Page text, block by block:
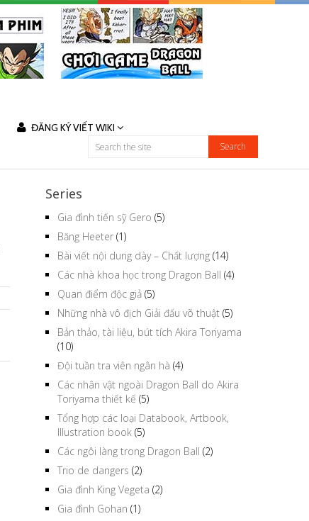
ĐĂNG KÝ VIẾT WIKI
Series
Gia đình tiến sỹ Gero (5)
Băng Heeter (1)
Bài viết nội dung dày – Chất lượng (14)
Các nhà khoa học trong Dragon Ball (4)
Quan điểm độc giả (5)
Những nhà vô địch Giải đấu võ thuật (5)
Bản thảo, tài liệu, bút tích Akira Toriyama
(10)
Đội tuần tra viên ngân hà (4)
Các nhân vật ngoài Dragon Ball do Akira
Toriyama thiết kế (5)
Tổng hợp các loại Databook, Artbook,
Illustration book (5)
Các ngôi làng trong Dragon Ball (2)
Trio de dangers (2)
Gia đình King Vegeta (2)
Gia đình Gohan (1)